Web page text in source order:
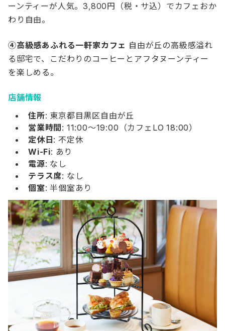
ーンティーが人気。3,800円（税・サ込）でカフェおか
わり自由。
④高級感あふれる一軒家カフェ 自由が丘の高級感溢れ
る邸宅で、こだわりのコーヒーとアフタヌーンティー
を楽しめる。
店舗情報
住所: 東京都目黒区自由が丘
営業時間: 11:00～19:00（カフェLO 18:00）
定休日 : 不定休
Wi-Fi: あり
電源: なし
テラス席: なし
個室: 半個室あり